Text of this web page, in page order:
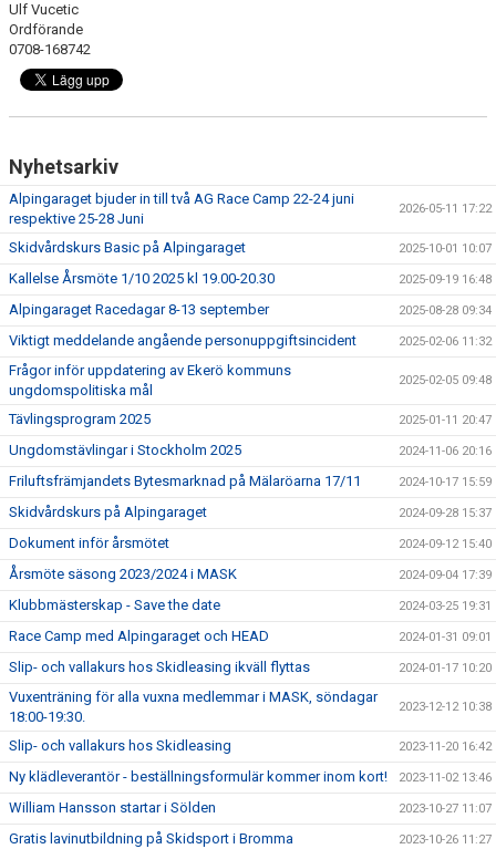
Ulf Vucetic
Ordförande
0708-168742
Nyhetsarkiv
Alpingaraget bjuder in till två AG Race Camp 22-24 juni
respektive 25-28 Juni
2026-05-11 17:22
Skidvårdskurs Basic på Alpingaraget 2025-10-01 10:07
Kallelse Årsmöte 1/10 2025 kl 19.00-20.30 2025-09-19 16:48
Alpingaraget Racedagar 8-13 september 2025-08-28 09:34
Viktigt meddelande angående personuppgiftsincident 2025-02-06 11:32
Frågor inför uppdatering av Ekerö kommuns
ungdomspolitiska mål
2025-02-05 09:48
Tävlingsprogram 2025 2025-01-11 20:47
Ungdomstävlingar i Stockholm 2025 2024-11-06 20:16
Friluftsfrämjandets Bytesmarknad på Mälaröarna 17/11 2024-10-17 15:59
Skidvårdskurs på Alpingaraget 2024-09-28 15:37
Dokument inför årsmötet 2024-09-12 15:40
Årsmöte säsong 2023/2024 i MASK 2024-09-04 17:39
Klubbmästerskap - Save the date 2024-03-25 19:31
Race Camp med Alpingaraget och HEAD 2024-01-31 09:01
Slip- och vallakurs hos Skidleasing ikväll flyttas 2024-01-17 10:20
Vuxenträning för alla vuxna medlemmar i MASK, söndagar
18:00-19:30.
2023-12-12 10:38
Slip- och vallakurs hos Skidleasing 2023-11-20 16:42
Ny klädleverantör - beställningsformulär kommer inom kort! 2023-11-02 13:46
William Hansson startar i Sölden 2023-10-27 11:07
Gratis lavinutbildning på Skidsport i Bromma 2023-10-26 11:27